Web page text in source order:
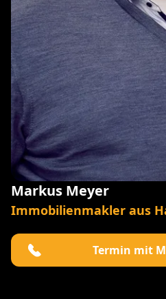
Markus Meyer
Immobilienmakler aus
Termin mit